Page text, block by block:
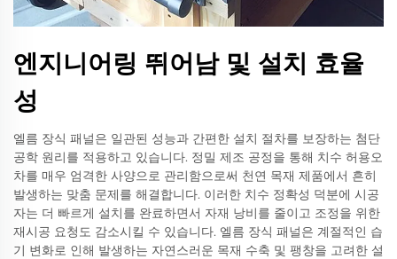
엔지니어링 뛰어남 및 설치 효율
성
엘름 장식 패널은 일관된 성능과 간편한 설치 절차를 보장하는 첨단
공학 원리를 적용하고 있습니다. 정밀 제조 공정을 통해 치수 허용오
차를 매우 엄격한 사양으로 관리함으로써 천연 목재 제품에서 흔히
발생하는 맞춤 문제를 해결합니다. 이러한 치수 정확성 덕분에 시공
자는 더 빠르게 설치를 완료하면서 자재 낭비를 줄이고 조정을 위한
재시공 요청도 감소시킬 수 있습니다. 엘름 장식 패널은 계절적인 습
기 변화로 인해 발생하는 자연스러운 목재 수축 및 팽창을 고려한 설